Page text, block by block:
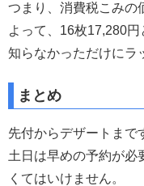
つまり、消費税こみの
よって、16枚17,280円
知らなかっただけにラ
まとめ
先付からデザートまで
土日は早めの予約が必
くてはいけません。